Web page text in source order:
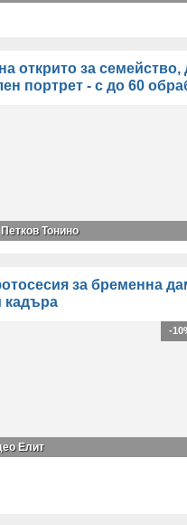
открито за семейство,
портрет - с до 60
Тонино
за бременна
кадъра
-
Елит